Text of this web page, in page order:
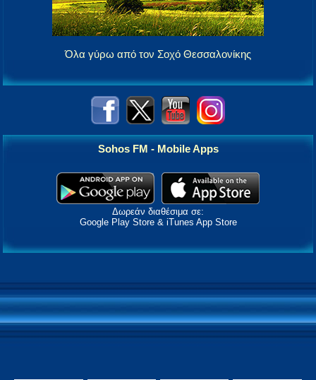
Όλα γύρω από τον Σοχό Θεσσαλονίκης
Sohos FM - Mobile Apps
Δωρεάν διαθέσιμα σε:
Google Play Store & iTunes App Store